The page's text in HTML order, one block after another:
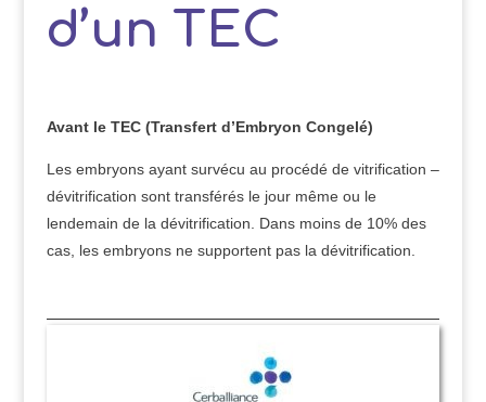
d’un TEC
Avant le TEC (Transfert d’Embryon Congelé)
Les embryons ayant survécu au procédé de vitrification –
dévitrification sont transférés le jour même ou le
lendemain de la dévitrification. Dans moins de 10% des
cas, les embryons ne supportent pas la dévitrification.